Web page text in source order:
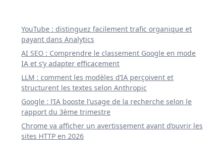
YouTube : distinguez facilement trafic organique et
payant dans Analytics
AI SEO : Comprendre le classement Google en mode
IA et s’y adapter efficacement
LLM : comment les modèles d’IA perçoivent et
structurent les textes selon Anthropic
Google : l’IA booste l’usage de la recherche selon le
rapport du 3ème trimestre
Chrome va afficher un avertissement avant d’ouvrir les
sites HTTP en 2026